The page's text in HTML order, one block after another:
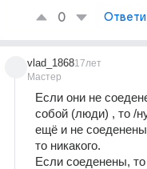
0
vlad_1868
Мастер
17лет
Если они не
собой (люди) , то /
ещё и не
то никакого.
Если соеденены,